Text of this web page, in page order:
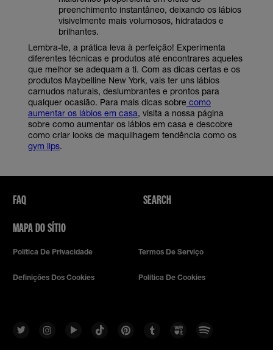
preenchimento instantâneo, deixando os lábios
visivelmente mais volumosos, hidratados e
brilhantes.
Lembra-te, a prática leva à perfeição! Experimenta
diferentes técnicas e produtos até encontrares aqueles
que melhor se adequam a ti. Com as dicas certas e os
produtos Maybelline New York, vais ter uns lábios
carnudos naturais, deslumbrantes e prontos para
qualquer ocasião. Para mais dicas sobre como
aumentar os lábios em casa, visita a nossa página
sobre como aumentar os lábios em casa e descobre
como criar looks de maquilhagem tendência como os
gym lips.
FAQ
MAPA DO SÍTIO
SEARCH
Política De Privacidade Termos De Serviço
Definições Dos Cookies Política De Cookies